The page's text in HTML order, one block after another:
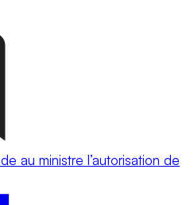
au ministre l’autorisation de